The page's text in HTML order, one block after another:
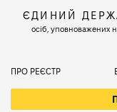
ЄДИНИЙ
осіб, уповноважених
ПРО РЕЄСТР